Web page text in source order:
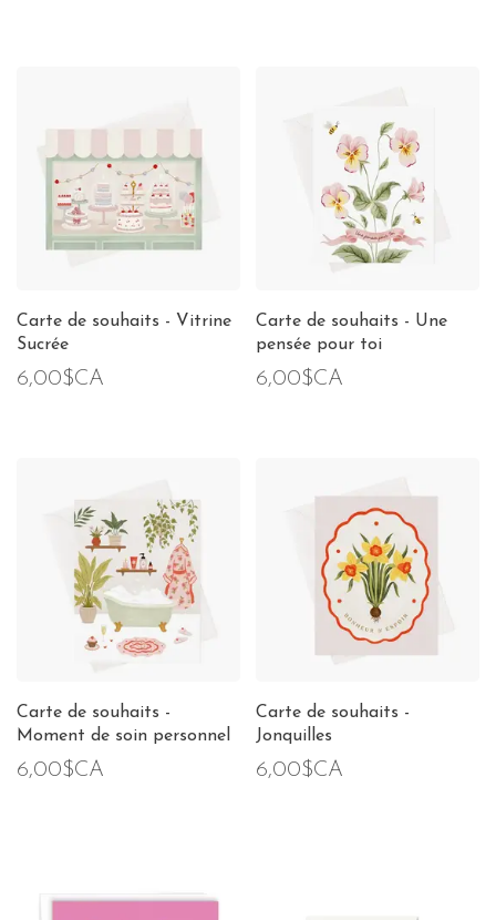
Carte de souhaits - Vitrine
Sucrée
6,00$CA
Carte de souhaits - Une
pensée pour toi
6,00$CA
Carte de souhaits -
Moment de soin personnel
6,00$CA
Carte de souhaits -
Jonquilles
6,00$CA